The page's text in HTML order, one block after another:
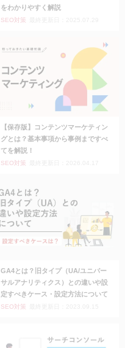
をわかりやすく解説
SEO対策
【保存版】コンテンツマーケティン
グとは？基本事項から事例まですべ
てを解説！
SEO対策
GA4とは？旧タイプ（UA/ユニバー
サルアナリティクス）との違いや設
定すべきケース・設定方法について
SEO対策